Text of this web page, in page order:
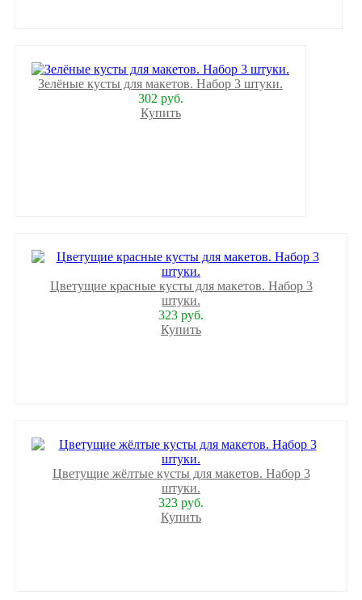
Зелёные кусты для макетов. Набор 3 штуки.
302 руб.
Купить
Цветущие красные кусты для макетов. Набор 3
штуки.
323 руб.
Купить
Цветущие жёлтые кусты для макетов. Набор 3
штуки.
323 руб.
Купить